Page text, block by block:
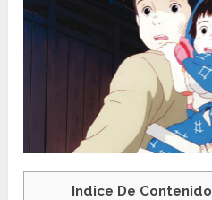
Indice De Contenido